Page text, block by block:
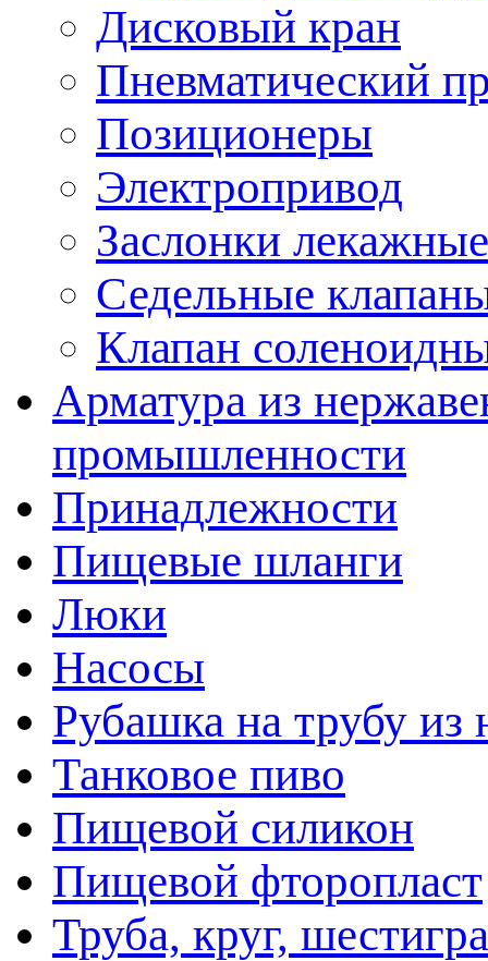
Дисковый кран
Пневматический
Позиционеры
Электропривод
Заслонки
Седельные
Клапан
Арматура из
промышленности
Принадлежности
Пищевые шланги
Люки
Насосы
Рубашка на трубу
Танковое пиво
Пищевой силикон
Пищевой фторопласт
Труба, круг,